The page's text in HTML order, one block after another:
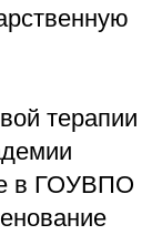
терапии
в ГОУВПО